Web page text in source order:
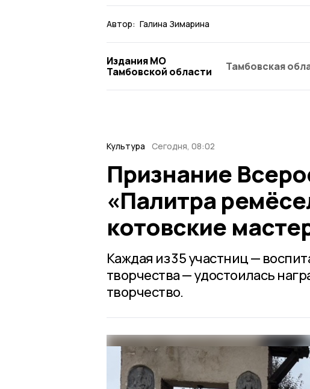
Автор: Галина Зимарина
Издания МО
Тамбовской области
Тамбовская
Культура Сегодня, 08:02
Признание
«Палитра
котовские
Каждая из 35 участниц —
творчества — удостоилась
творчество.